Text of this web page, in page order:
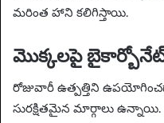
మరింత హాని కలిగిస్తాయి.
మొక్కలపై
రోజువారీ ఉత్పత్తిని
సురక్షితమైన మార్గాలు